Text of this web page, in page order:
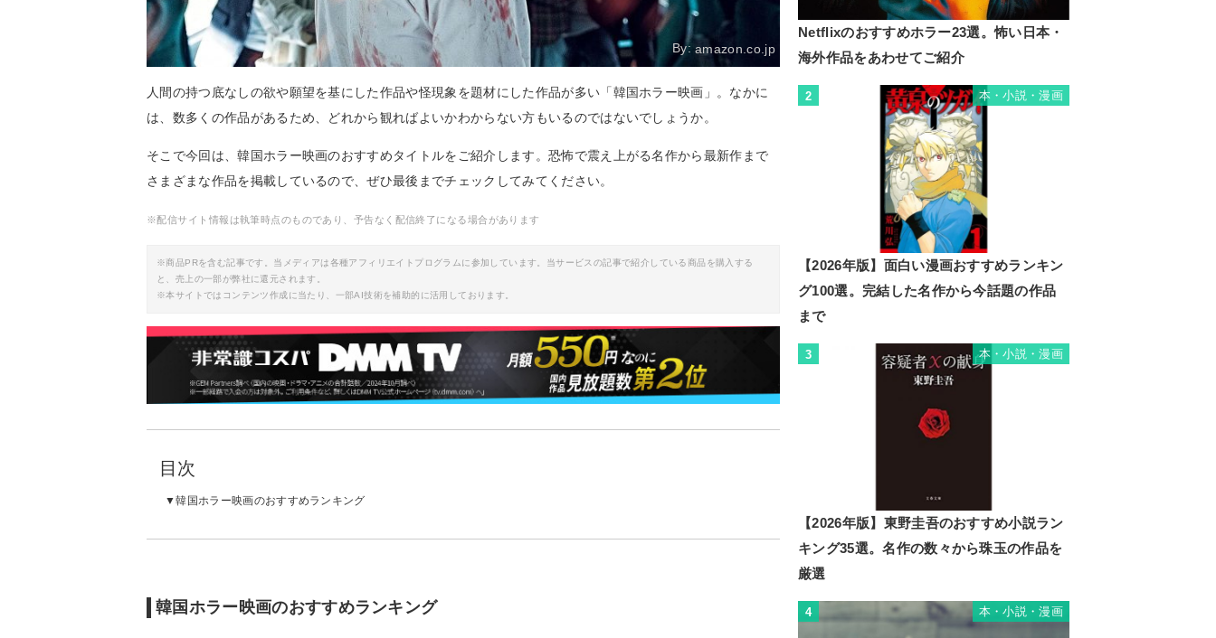
By:amazon.co.jp
人間の持つ底なしの欲や願望を基にした作品や怪現象を題材にした作品が多い「韓国ホラー映画」。なかに
は、数多くの作品があるため、どれから観ればよいかわからない方もいるのではないでしょうか。
そこで今回は、韓国ホラー映画のおすすめタイトルをご紹介します。恐怖で震え上がる名作から最新作まで
さまざまな作品を掲載しているので、ぜひ最後までチェックしてみてください。
※配信サイト情報は執筆時点のものであり、予告なく配信終了になる場合があります
※商品PRを含む記事です。当メディアは各種アフィリエイトプログラムに参加しています。当サービスの記事で紹介している商品を購入する
と、売上の一部が弊社に還元されます。
※本サイトではコンテンツ作成に当たり、一部AI技術を補助的に活用しております。
目次
韓国ホラー映画のおすすめランキング
韓国ホラー映画のおすすめランキング
Netflixのおすすめホラー23選。怖い日本・
海外作品をあわせてご紹介
2 本・小説・漫画
【2026年版】面白い漫画おすすめランキン
グ100選。完結した名作から今話題の作品
まで
3 本・小説・漫画
【2026年版】東野圭吾のおすすめ小説ラン
キング35選。名作の数々から珠玉の作品を
厳選
4 本・小説・漫画